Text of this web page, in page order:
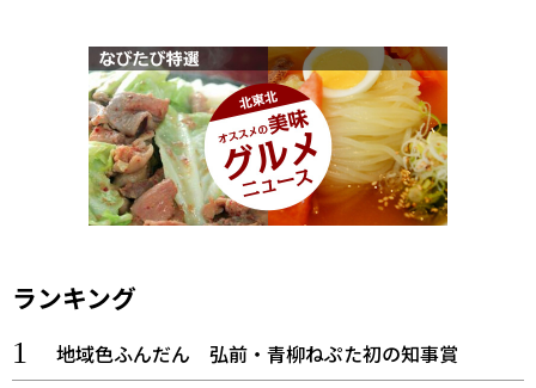
ランキング
地域色ふんだん 弘前・青柳ねぷた初の知事賞